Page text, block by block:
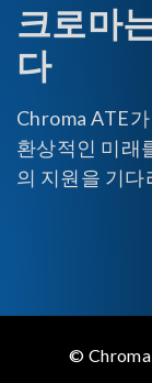
크로마
다
Chroma ATE
환상적인 미래
의 지원을 기
© Chroma